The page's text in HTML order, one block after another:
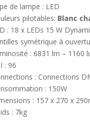
de lampe : LED
pilotables: Blanc
: 18 x LEDs 15 W
symétrique à
: 6831 lm – 1160
: 96
: Connections
: 150W
: 157 x 270 x
: 7kg